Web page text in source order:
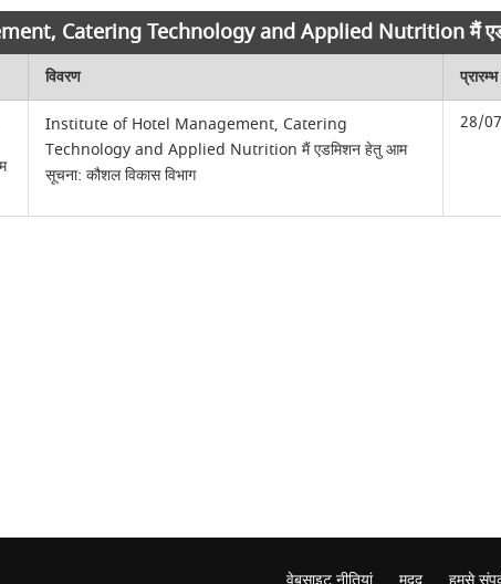
Catering Technology and Applied Nutrition मैं
विवरण
Institute of Hotel Management, Catering
Technology and Applied Nutrition मैं एडमिशन हेतु आम
सूचना: कौशल विकास विभाग
28/